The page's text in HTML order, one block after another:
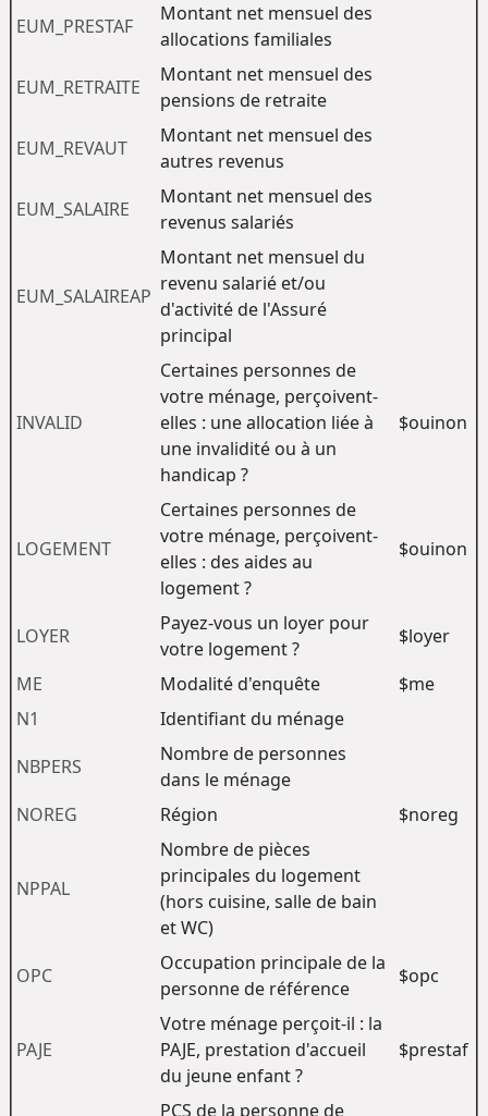
EUM_PRESTAF
Montant net mensuel des
allocations familiales
EUM_RETRAITE
Montant net mensuel des
pensions de retraite
EUM_REVAUT
Montant net mensuel des
autres revenus
EUM_SALAIRE
Montant net mensuel des
revenus salariés
EUM_SALAIREAP
Montant net mensuel du
revenu salarié et/ou
d'activité de l'Assuré
principal
INVALID
Certaines personnes de
votre ménage, perçoivent-
elles : une allocation liée à
une invalidité ou à un
handicap ?
$ouinon
LOGEMENT
Certaines personnes de
votre ménage, perçoivent-
elles : des aides au
logement ?
$ouinon
LOYER
Payez-vous un loyer pour
votre logement ?
$loyer
ME
Modalité d'enquête
$me
N1
Identifiant du ménage
NBPERS
Nombre de personnes
dans le ménage
NOREG
Région $noreg
NPPAL
Nombre de pièces
principales du logement
(hors cuisine, salle de bain
et WC)
OPC
Occupation principale de la
personne de référence
$opc
PAJE
Votre ménage perçoit-il : la
PAJE, prestation d'accueil
du jeune enfant ?
$prestaf
PCS de la personne de